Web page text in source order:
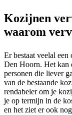
Kozijnen
waarom
Er bestaat veelal
Den Hoorn. Het kan
personen die liever
van de bestaande
rendabeler om je
je op termijn in de
en het ziet er ook